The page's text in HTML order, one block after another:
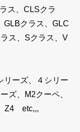
ス、CLSクラ
GLBクラス、GLC
ス、Sクラス、V
リーズ、４シリー
ズ、M2クーペ、
Z4 etc,,,